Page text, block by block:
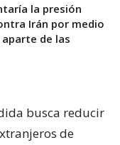
la presión
Irán por medio
de las
busca reducir
de